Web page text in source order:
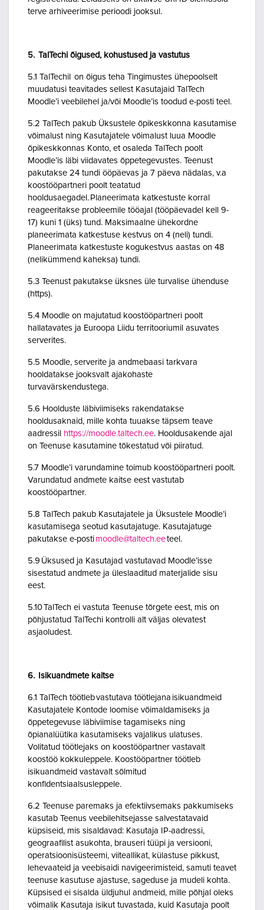
terve arhiveerimise perioodi jooksul.
5. TalTechi õigused, kohustused ja vastutus
5.1 TalTechil on õigus teha Tingimustes ühepoolselt
muudatusi teavitades sellest Kasutajaid TalTech
Moodle’i veebilehel ja/või Moodle’is toodud e-posti teel.
5.2 TalTech pakub Üksustele õpikeskkonna kasutamise
võimalust ning Kasutajatele võimalust luua Moodle
õpikeskkonnas Konto, et osaleda TalTech poolt
Moodle’is läbi viidavates õppetegevustes. Teenust
pakutakse 24 tundi ööpäevas ja 7 päeva nädalas, v.a
koostööpartneri poolt teatatud
hooldusaegadel. Planeerimata katkestuste korral
reageeritakse probleemile tööajal (tööpäevadel kell 9-
17) kuni 1 (üks) tund. Maksimaalne ühekordne
planeerimata katkestuse kestvus on 4 (neli) tundi.
Planeerimata katkestuste kogukestvus aastas on 48
(nelikümmend kaheksa) tundi.
5.3 Teenust pakutakse üksnes üle turvalise ühenduse
(https).
5.4 Moodle on majutatud koostööpartneri poolt
hallatavates ja Euroopa Liidu territooriumil asuvates
serverites.
5.5 Moodle, serverite ja andmebaasi tarkvara
hooldatakse jooksvalt ajakohaste
turvavärskendustega.
5.6 Hoolduste läbiviimiseks rakendatakse
hooldusaknaid, mille kohta tuuakse täpsem teave
aadressil https://moodle.taltech.ee. Hooldusakende ajal
on Teenuse kasutamine tõkestatud või piiratud.
5.7 Moodle’i varundamine toimub koostööpartneri poolt.
Varundatud andmete kaitse eest vastutab
koostööpartner.
5.8 TalTech pakub Kasutajatele ja Üksustele Moodle’i
kasutamisega seotud kasutajatuge. Kasutajatuge
pakutakse e-posti moodle@taltech.eeteel.
5.9 Üksused ja Kasutajad vastutavad Moodle’isse
sisestatud andmete ja üleslaaditud materjalide sisu
eest.
5.10 TalTech ei vastuta Teenuse tõrgete eest, mis on
põhjustatud TalTechi kontrolli alt väljas olevatest
asjaoludest.
6. Isikuandmete kaitse
6.1 TalTech töötleb vastutava töötlejana isikuandmeid
Kasutajatele Kontode loomise võimaldamiseks ja
õppetegevuse läbiviimise tagamiseks ning
õpianalüütika kasutamiseks vajalikus ulatuses.
Volitatud töötlejaks on koostööpartner vastavalt
koostöö kokkuleppele. Koostööpartner töötleb
isikuandmeid vastavalt sõlmitud
konfidentsiaalsusleppele.
6.2 Teenuse paremaks ja efektiivsemaks pakkumiseks
kasutab Teenus veebilehitsejasse salvestatavaid
küpsiseid, mis sisaldavad: Kasutaja IP-aadressi,
geograafilist asukohta, brauseri tüüpi ja versiooni,
operatsioonisüsteemi, viiteallikat, külastuse pikkust,
lehevaateid ja veebisaidi navigeerimisteid, samuti teavet
teenuse kasutuse ajastuse, sageduse ja mudeli kohta.
Küpsised ei sisalda üldjuhul andmeid, mille põhjal oleks
võimalik Kasutaja isikut tuvastada, kuid Kasutaja poolt